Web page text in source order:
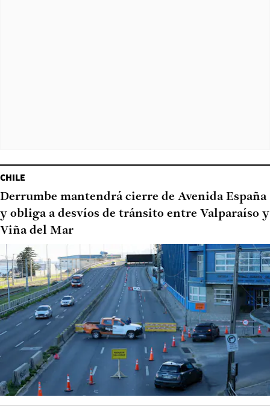
CHILE
Derrumbe mantendrá cierre de Avenida España
y obliga a desvíos de tránsito entre Valparaíso y
Viña del Mar